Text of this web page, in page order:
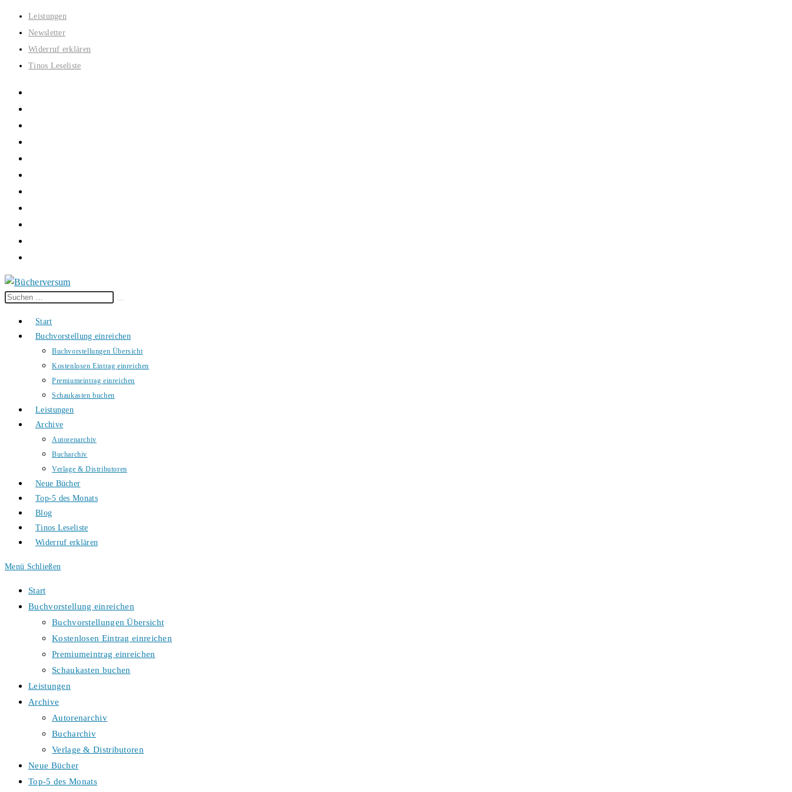
Zum
Inhalt
springen
Leistungen
Newsletter
Widerruf erklären
Tinos Leseliste
Diese
durchsuchen
Start
Buchvorstellung einreichen
Buchvorstellungen Übersicht
Kostenlosen Eintrag einreichen
Premiumeintrag einreichen
Schaukasten buchen
Leistungen
Archive
Autorenarchiv
Bucharchiv
Verlage & Distributoren
Neue Bücher
Top-5 des Monats
Blog
Tinos Leseliste
Widerruf erklären
Menü Schließen
Start
Buchvorstellung einreichen
Buchvorstellungen Übersicht
Kostenlosen Eintrag einreichen
Premiumeintrag einreichen
Schaukasten buchen
Leistungen
Archive
Autorenarchiv
Bucharchiv
Verlage & Distributoren
Neue Bücher
Top-5 des Monats